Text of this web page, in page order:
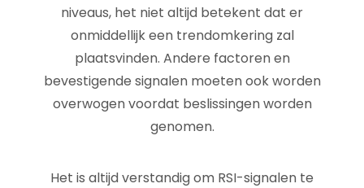
niveaus, het niet altijd betekent dat er
onmiddellijk een trendomkering zal
plaatsvinden. Andere factoren en
bevestigende signalen moeten ook worden
overwogen voordat beslissingen worden
genomen.
Het is altijd verstandig om RSI-signalen te